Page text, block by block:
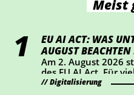
Meist
EU AI ACT: WAS
AUGUST
Am 2. August 2026
des EU AI Act. Für
dabei vor allem
Digitalisierung